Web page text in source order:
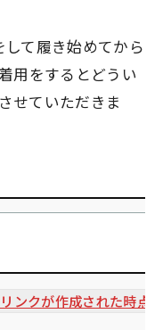
て履き始めてから
用をするとどうい
せていただきま